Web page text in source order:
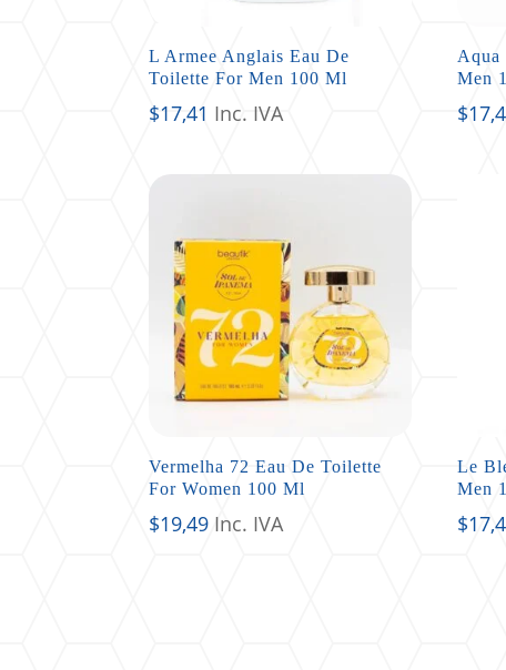
L Armee Anglais Eau De
Toilette For Men 100 Ml
$17,41 Inc. IVA
Aqua
Men
$
Vermelha 72 Eau De Toilette
For Women 100 Ml
$19,49 Inc. IVA
Le
Men
$